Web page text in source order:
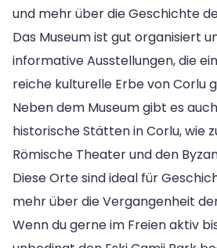
und mehr über die Geschichte
Das Museum ist gut organisiert
informative Ausstellungen, die
reiche kulturelle Erbe von Corlu
Neben dem Museum gibt es
historische Stätten in Corlu, wie
Römische Theater und den
Diese Orte sind ideal für
mehr über die Vergangenheit
Wenn du gerne im Freien aktiv